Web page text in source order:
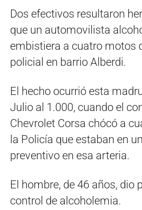
Dos efectivos resultaron
que un automovilista
embistiera a cuatro motos
policial en barrio Alberdi.
El hecho ocurrió esta
Julio al 1.000, cuando el
Chevrolet Corsa chócó a
la Policía que estaban en
preventivo en esa arteria.
El hombre, de 46 años, dio
control de alcoholemia.